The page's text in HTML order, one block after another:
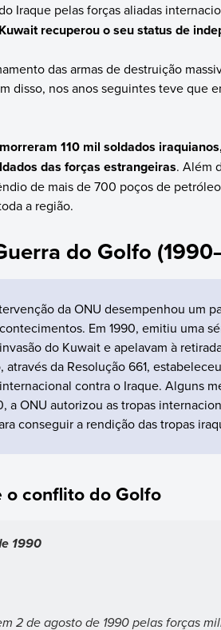
Iraque pelas forças aliadas
recuperou o seu status de
das armas de destruição
disso, nos anos seguintes teve que
morreram 110 mil soldados
das forças estrangeiras. Além
de mais de 700 poços de
a região.
do Golfo
da ONU desempenhou um
Em 1990, emitiu uma
do Kuwait e apelavam à
da Resolução 661,
contra o Iraque. Alguns
a ONU autorizou as tropas
conseguir a rendição das tropas
o conflito do Golfo
1990
2 de agosto de 1990 pelas forças